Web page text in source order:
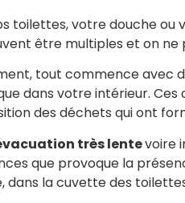
toilettes, votre douche ou
être multiples et on ne
tout commence avec
dans votre intérieur.
des déchets qui ont
très lentevoire
que provoque la
dans la cuvette des